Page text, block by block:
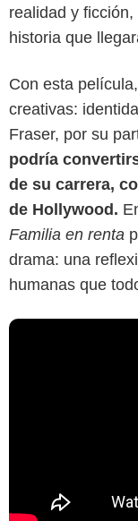
realidad y
historia que
Con esta
creativas:
Fraser, por su
podría
de su carrera,
de Hollywood.
Familia en renta
drama: una
humanas que